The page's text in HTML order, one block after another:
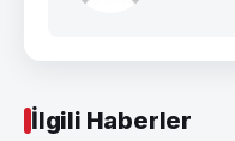
İlgili Haberler